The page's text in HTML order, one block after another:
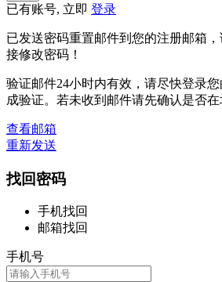
已有账号, 立即 登录
已发送密码重置邮件到您的注册邮箱
接修改密码！
验证邮件24小时内有效，请尽快登录
成验证。若未收到邮件请先确认是否在
查看邮箱
重新发送
找回密码
手机找回
邮箱找回
手机号